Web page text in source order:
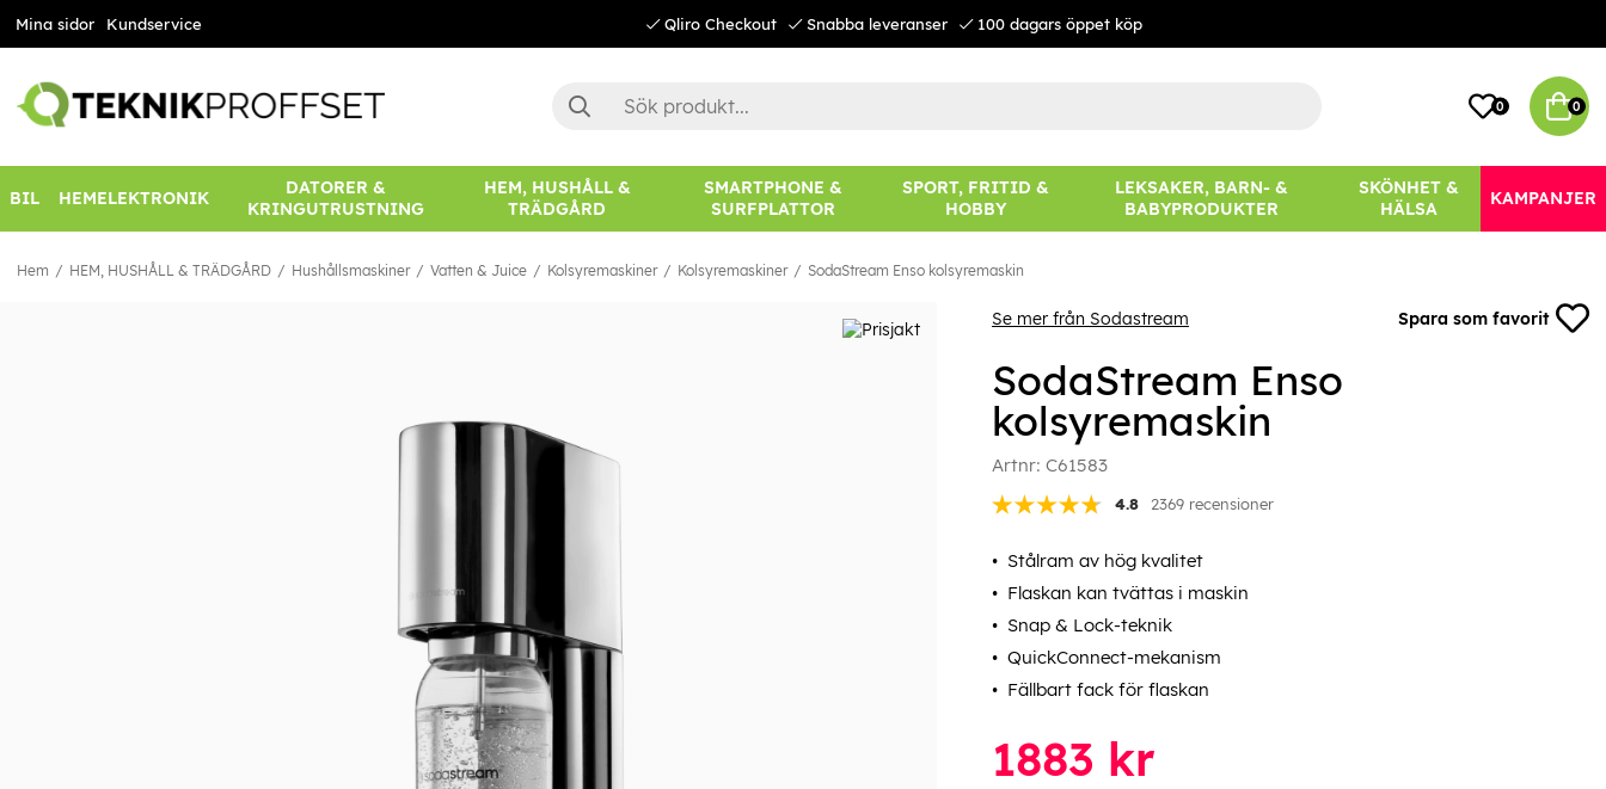
Mina sidor Kundservice Qliro Checkout Snabba leveranser 100 dagars öppet köp
0 0
BIL HEMELEKTRONIK
DATORER &
KRINGUTRUSTNING
HEM, HUSHÅLL &
TRÄDGÅRD
SMARTPHONE &
SURFPLATTOR
SPORT, FRITID &
HOBBY
LEKSAKER, BARN- &
BABYPRODUKTER
SKÖNHET &
HÄLSA
KAMPANJER
Hem HEM, HUSHÅLL & TRÄDGÅRD Hushållsmaskiner Vatten & Juice Kolsyremaskiner Kolsyremaskiner SodaStream Enso kolsyremaskin
Se mer från Sodastream Spara som favorit
SodaStream Enso
kolsyremaskin
Artnr: C61583
4.8 2369 recensioner
Stålram av hög kvalitet
Flaskan kan tvättas i maskin
Snap & Lock-teknik
QuickConnect-mekanism
Fällbart fack för flaskan
1883 kr